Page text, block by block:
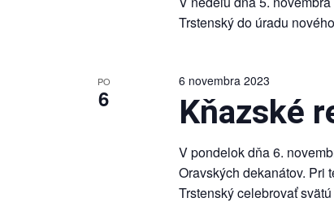
Trstenský do úradu
PO
6
6 novembra 2023
Kňazské
V pondelok dňa 6.
Oravských dekanátov. Pri
Trstenský celebrovať